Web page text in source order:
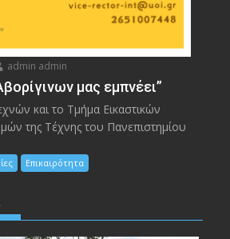
admin admin
μας εμπνέει”
και το Τμήμα Εικαστικών
της Τέχνης του Πανεπιστημίου
Επικαιρότητα